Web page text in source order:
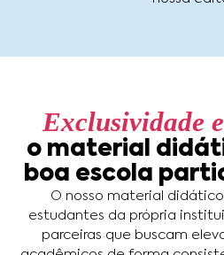
Exclusividade
o material
boa escola
O nosso material
estudantes da própria
parceiras que buscam